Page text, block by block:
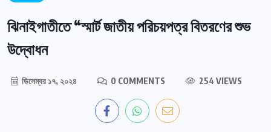
ঝিনাইগাতীতে “স্মার্ট জাতীয় পরিচয়পত্র বিতরণের শুভ
উদ্বোধন
ডিসেম্বর ১৭, ২০২৪ 0 COMMENTS 254 VIEWS